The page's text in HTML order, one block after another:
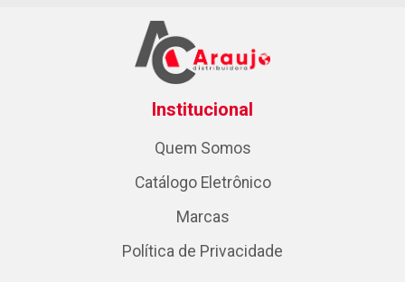
Institucional
Quem Somos
Catálogo Eletrônico
Marcas
Política de Privacidade